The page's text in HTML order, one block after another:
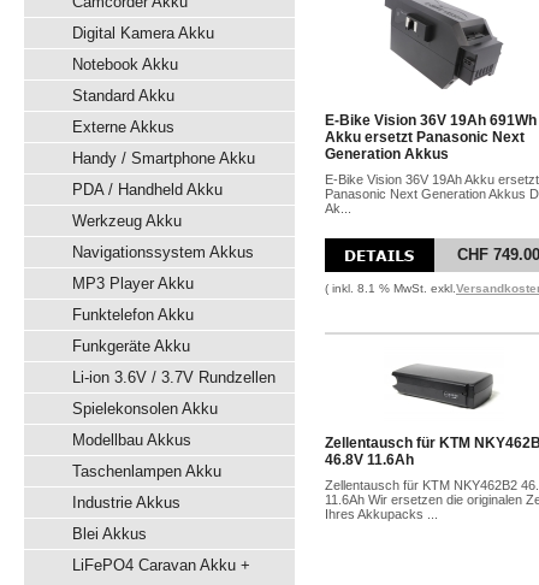
Digital Kamera Akku
Notebook Akku
Standard Akku
Externe Akkus
Handy / Smartphone Akku
PDA / Handheld Akku
Werkzeug Akku
Navigationssystem Akkus
MP3 Player Akku
Funktelefon Akku
Funkgeräte Akku
Li-ion 3.6V / 3.7V Rundzellen
Spielekonsolen Akku
Modellbau Akkus
Taschenlampen Akku
Industrie Akkus
Blei Akkus
LiFePO4 Caravan Akku +
E-Bike Vision 36V 19Ah 691Wh
Akku ersetzt Panasonic Next
Generation Akkus
E-Bike Vision 36V 19Ah Akku ersetzt
Panasonic Next Generation Akkus
Ak...
CHF 749.00
( inkl. 8.1 % MwSt. exkl.
Zellentausch für KTM
46.8V 11.6Ah
Zellentausch für KTM NKY462B2
11.6Ah Wir ersetzen die originalen
Ihres Akkupacks ...